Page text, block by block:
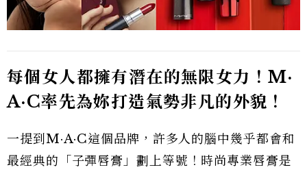
每個女人都擁有潛在的無限女力！M·
A·C率先為妳打造氣勢非凡的外貌！
一提到M·A·C這個品牌，許多人的腦中幾乎都會和
最經典的「子彈唇膏」劃上等號！時尚專業唇膏是